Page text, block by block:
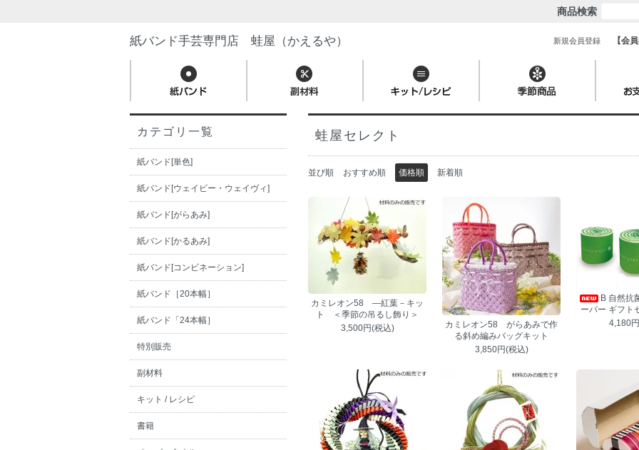
商品検索
紙バンド手芸専門店 蛙屋（かえるや） 新規会員登録 【会
蛙屋セレクト
並び順 おすすめ順 価格順 新着順
カミレオン58 ―紅葉－キッ
ト ＜季節の吊るし飾り＞
3,500円(税込)
カミレオン58 がらあみで作
る斜め編みバッグキット
3,850円(税込)
B 自然抗
ーパー ギフト
4,180
カテゴリ一覧
紙バンド[単色]
紙バンド[ウェイビー・ウェイヴィ]
紙バンド[がらあみ]
紙バンド[かるあみ]
紙バンド[コンビネーション]
紙バンド［20本幅］
紙バンド「24本幅］
特別販売
副材料
キット / レシピ
書籍